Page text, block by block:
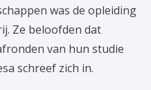
was de opleiding
Ze beloofden dat
van hun studie
schreef zich in.